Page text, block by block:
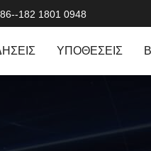
86--182 1801 0948
ΥΠΟΘΈΣΕΙΣ